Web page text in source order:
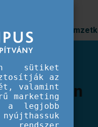
Prioritások
az
idei
sütiket
az
valamint
marketing
a legjobb